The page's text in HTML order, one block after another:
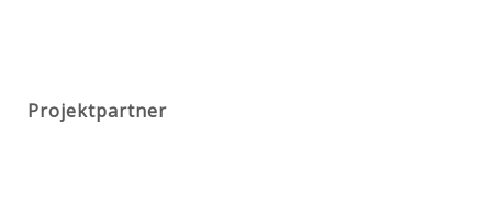
Projektpartner